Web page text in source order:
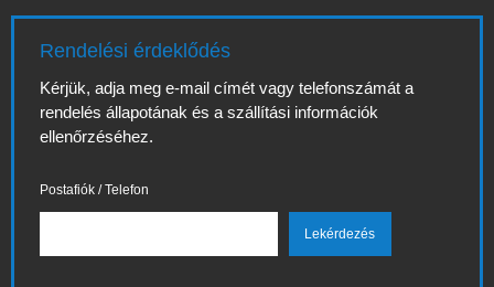
Rendelési érdeklődés
Kérjük, adja meg e-mail címét vagy telefonszámát a
rendelés állapotának és a szállítási információk
ellenőrzéséhez.
Postafiók / Telefon